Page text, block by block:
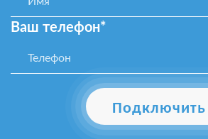
Ваш телефон*
Подключить